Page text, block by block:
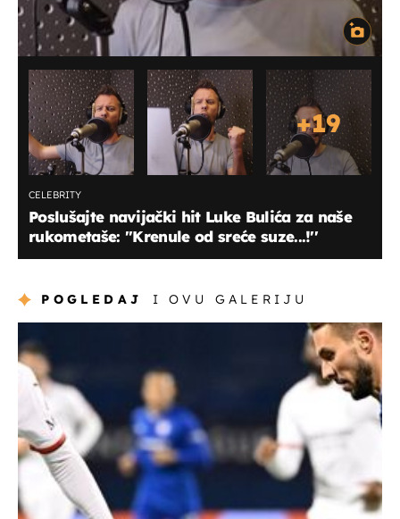
+19
CELEBRITY
Poslušajte navijački hit Luke Bulića za naše
rukometaše: ''Krenule od sreće suze...!''
POGLEDAJ I OVU GALERIJU